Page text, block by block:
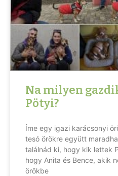
Na milyen
Pötyi?
Íme egy igazi karácsonyi
tesó örökre együtt
találnád ki, hogy kik lettek
hogy Anita és Bence, akik
örökbe